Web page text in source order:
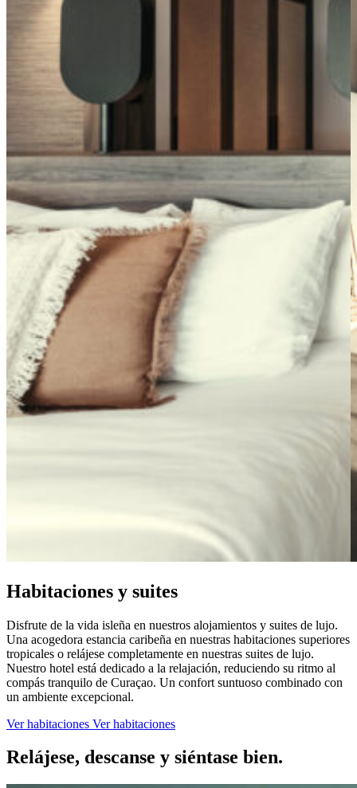
Habitaciones y suites
Disfrute de la vida isleña en nuestros alojamientos y suites de lujo.
Una acogedora estancia caribeña en nuestras habitaciones superiores
tropicales o relájese completamente en nuestras suites de lujo.
Nuestro hotel está dedicado a la relajación, reduciendo su ritmo al
compás tranquilo de Curaçao. Un confort suntuoso combinado con
un ambiente excepcional.
Ver habitaciones Ver habitaciones
Relájese, descanse y siéntase bien.